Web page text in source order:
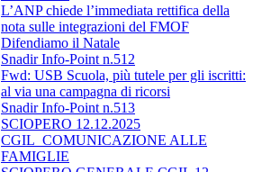
L’ANP chiede l’immediata rettifica della
nota sulle integrazioni del FMOF
Difendiamo il Natale
Snadir Info-Point n.512
Fwd: USB Scuola, più tutele per gli iscritti:
al via una campagna di ricorsi
Snadir Info-Point n.513
SCIOPERO 12.12.2025
CGIL_COMUNICAZIONE ALLE
FAMIGLIE